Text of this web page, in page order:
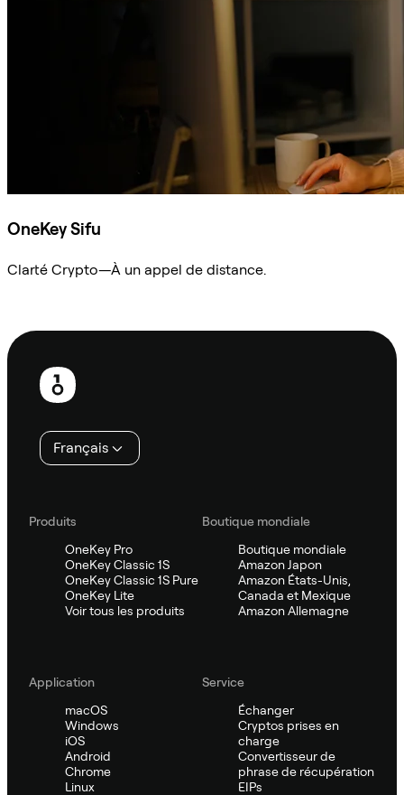
OneKey Sifu
Clarté Crypto—À un appel de distance.
Pied
page
Français
Produits
OneKey Pro
OneKey Classic 1S
OneKey Classic 1S Pure
OneKey Lite
Voir tous les produits
Boutique mondiale
Boutique mondiale
Amazon Japon
Amazon États-Unis,
Canada et Mexique
Amazon Allemagne
Application
macOS
Windows
iOS
Android
Chrome
Linux
Service
Échanger
Cryptos prises en
charge
Convertisseur de
phrase de récupération
EIPs